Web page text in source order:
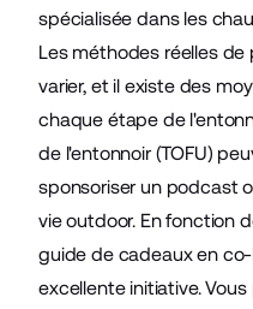
spécialisée dans les
Les méthodes réelles
varier, et il existe des
chaque étape de
de l'entonnoir (TOFU)
sponsoriser un podcast
vie outdoor. En fonction
guide de cadeaux en
excellente initiative.